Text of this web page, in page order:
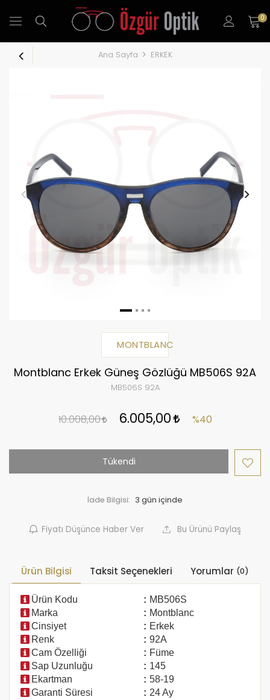
0
Ana Sayfa ERKEK
MONTBLANC
Montblanc Erkek Güneş Gözlüğü MB506S 92A
MB506S 92A
10.008,00 6.005,00 %40
Tükendi
İade Bilgisi:
Fiyatı Düşünce Haber Ver Bu Ürünü Paylaş
Ürün Bilgisi Taksit Seçenekleri Yorumlar (0)
Ürün Kodu : MB506S
Marka
: Montblanc
Cinsiyet
: Erkek
Renk
: 92A
Cam Özelliği
: Füme
Sap Uzunluğu
: 145
Ekartman
: 58-19
Garanti Süresi
: 24 Ay